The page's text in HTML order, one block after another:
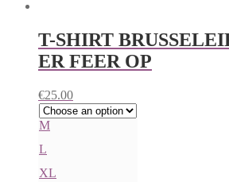
T-SHIRT
ER FEER OP
€25.00
M
L
XL